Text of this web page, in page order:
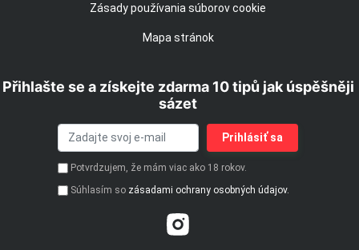
Zásady používania súborov cookie
Mapa stránok
Přihlašte se a získejte zdarma 10 tipů jak úspěšněji
sázet
Potvrdzujem, že mám viac ako 18 rokov.
Súhlasím so zásadami ochrany osobných údajov.